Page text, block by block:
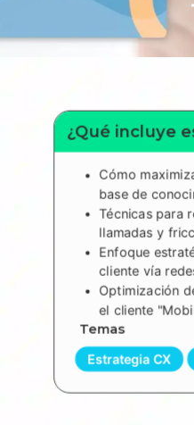
¿Qué incluye
Cómo
base de
Técnicas para
llamadas y
Enfoque
cliente vía
Optimización
el cliente
Temas
Estrategia CX ,